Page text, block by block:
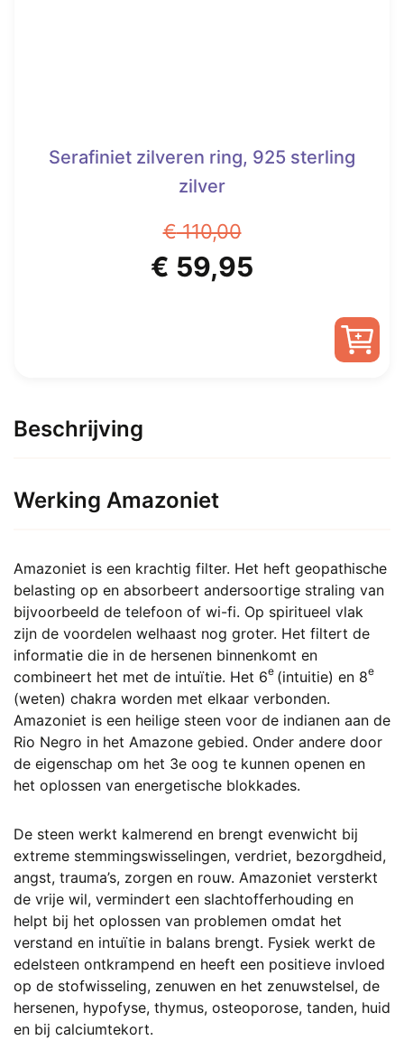
Serafiniet zilveren ring, 925 sterling
zilver
€110,00
Oorspronkelijke
€ 59,95
optie
worden
op
de
productpagina
Beschrijving
Werking Amazoniet
Amazoniet is een krachtig filter. Het heft geopathische
belasting op en absorbeert andersoortige straling van
bijvoorbeeld de telefoon of wi-fi. Op spiritueel vlak
zijn de voordelen welhaast nog groter. Het filtert de
informatie die in de hersenen binnenkomt en
combineert het met de intuïtie. Het 6e (intuitie) en 8e
(weten) chakra worden met elkaar verbonden.
Amazoniet is een heilige steen voor de indianen aan de
Rio Negro in het Amazone gebied. Onder andere door
de eigenschap om het 3e oog te kunnen openen en
het oplossen van energetische blokkades.
De steen werkt kalmerend en brengt evenwicht bij
extreme stemmingswisselingen, verdriet, bezorgdheid,
angst, trauma’s, zorgen en rouw. Amazoniet versterkt
de vrije wil, vermindert een slachtofferhouding en
helpt bij het oplossen van problemen omdat het
verstand en intuïtie in balans brengt. Fysiek werkt de
edelsteen ontkrampend en heeft een positieve invloed
op de stofwisseling, zenuwen en het zenuwstelsel, de
hersenen, hypofyse, thymus, osteoporose, tanden, huid
en bij calciumtekort.